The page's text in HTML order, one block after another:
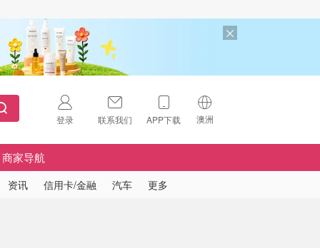
登录 联系我们 APP下载 澳洲
🇺🇸
🇨🇳中国
商家导航
资讯 信用卡/金融 汽车 更多